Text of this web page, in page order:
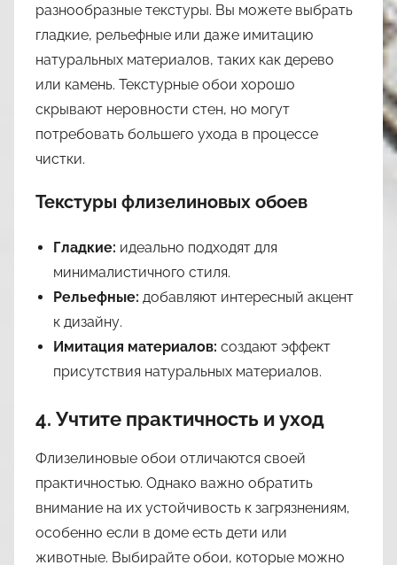
разнообразные текстуры. Вы можете выбрать
гладкие, рельефные или даже имитацию
натуральных материалов, таких как дерево
или камень. Текстурные обои хорошо
скрывают неровности стен, но могут
потребовать большего ухода в процессе
чистки.
Текстуры флизелиновых обоев
Гладкие: идеально подходят для
минималистичного стиля.
Рельефные: добавляют интересный акцент
к дизайну.
Имитация материалов: создают эффект
присутствия натуральных материалов.
4. Учтите практичность и уход
Флизелиновые обои отличаются своей
практичностью. Однако важно обратить
внимание на их устойчивость к загрязнениям,
особенно если в доме есть дети или
животные. Выбирайте обои, которые можно